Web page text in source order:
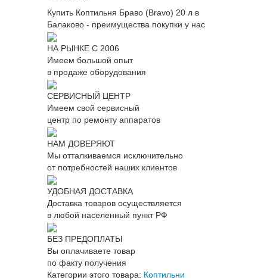
Купить Коптильня Браво (Bravo) 20 л в
Балаково - преимущества покупки у нас
НА РЫНКЕ С 2006
Имеем большой опыт
в продаже оборудования
СЕРВИСНЫЙ ЦЕНТР
Имеем свой сервисный
центр по ремонту аппаратов
НАМ ДОВЕРЯЮТ
Мы отталкиваемся исключительно
от потребностей наших клиентов
УДОБНАЯ ДОСТАВКА
Доставка товаров осуществляется
в любой населенный пункт РФ
БЕЗ ПРЕДОПЛАТЫ
Вы оплачиваете товар
по факту получения
Категории этого товара: Коптильни